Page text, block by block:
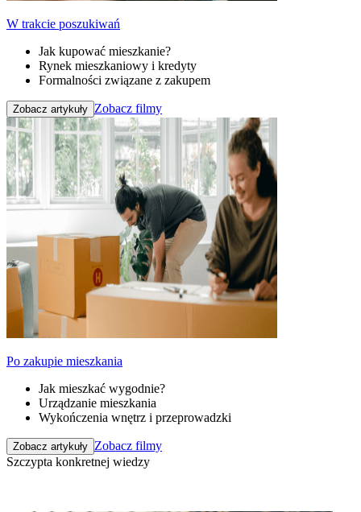
W trakcie poszukiwań
Jak kupować mieszkanie?
Rynek mieszkaniowy i kredyty
Formalności związane z zakupem
Zobacz artykuły Zobacz filmy
Po zakupie mieszkania
Jak mieszkać wygodnie?
Urządzanie mieszkania
Wykończenia wnętrz i przeprowadzki
Zobacz artykuły Zobacz filmy
Szczypta konkretnej wiedzy